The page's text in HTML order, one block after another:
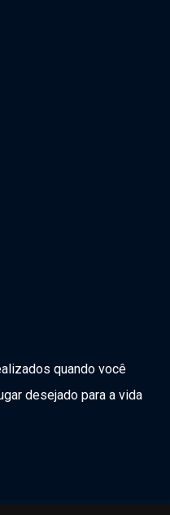
quando você
desejado para a vida